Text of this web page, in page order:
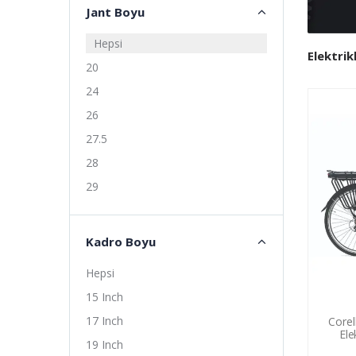
Jant Boyu
Hepsi
20
24
26
27.5
28
29
Kadro Boyu
Hepsi
15 Inch
17 Inch
19 Inch